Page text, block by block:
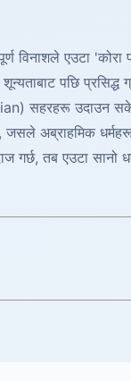
विनाशले एउटा
पछि प्रसिद्ध
सहरहरू उदाउन
अब्राहमिक
गर्छ, तब एउटा